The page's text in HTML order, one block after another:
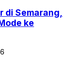
di Semarang,
ke